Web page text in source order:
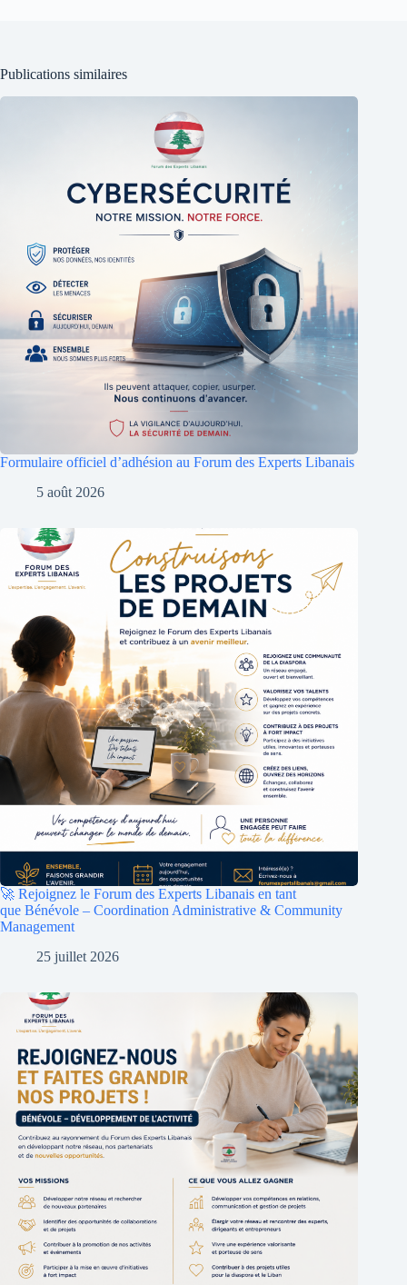
Publications similaires
Formulaire officiel d’adhésion au Forum des Experts Libanais
5 août 2026
🚀 Rejoignez le Forum des Experts Libanais en tant
que Bénévole – Coordination Administrative & Community
Management
25 juillet 2026